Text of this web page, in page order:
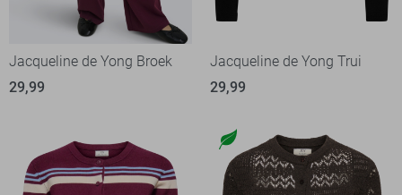
Jacqueline de Yong Broek
29,99
Jacqueline de Yong Trui
29,99